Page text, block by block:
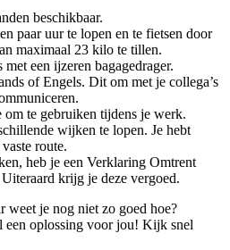
beschikbaar.
paar uur te lopen en te fietsen door
maximaal 23 kilo te tillen.
een ijzeren bagagedrager.
of Engels. Dit om met je collega’s
om te gebruiken tijdens je werk.
wijken te lopen. Je hebt
route.
heb je een Verklaring Omtrent
krijg je deze vergoed.
weet je nog niet zo goed hoe?
een oplossing voor jou! Kijk snel